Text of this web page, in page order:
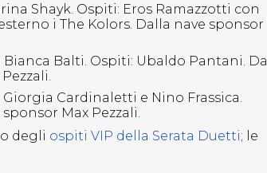
Shayk. Ospiti: Eros Ramazzotti con
i The Kolors. Dalla nave sponsor
Balti. Ospiti: Ubaldo Pantani. Dal
Cardinaletti e Nino Frassica.
Max Pezzali.
degli ospiti VIP della Serata Duetti; le